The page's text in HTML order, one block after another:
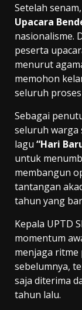
Setelah
Upacara
nasionalisme.
peserta
menurut
memohon
seluruh
Sebagai
seluruh warga
lagu “Hari
untuk
membangun
tantangan
tahun yang
Kepala UPTD
momentum
menjaga
sebelumnya,
saja diterima
tahun lalu.